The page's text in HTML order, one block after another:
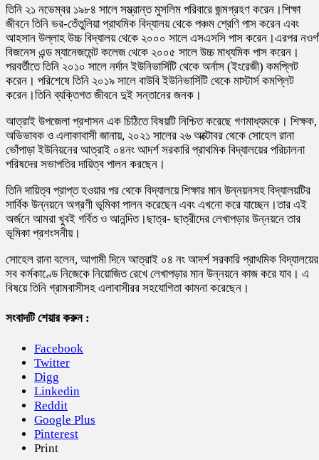
তিনি ২১ নভেম্বর ১৯৮৪ সালে সম্ভ্রান্ত মুসলিম পরিবারে জন্মগ্রহণ করেন।শিক্ষা
জীবনে তিনি ভর-তেঁতুলিয়া প্রাথমিক বিদ্যালয় থেকে পঞ্চম শ্রেণি পাস করেন এবং
আহসান উল্লাহ উচ্চ বিদ্যালয় থেকে ২০০০ সালে এসএসসি পাস করেন।এরপর
বিজনেস এন্ড ম্যানেজমেন্ট কলেজ থেকে ২০০৫ সালে উচ্চ মাধ্যমিক পাস করেন।
পরবর্তীতে তিনি ২০১০ সালে নর্দান ইউনিভার্সিটি থেকে অর্নাস (ইংরেজী) কমপ্লিট
করেন। পরিশেষে তিনি ২০১৯ সালে বাউবি ইউনিভার্সিটি থেকে মাস্টার্স কমপ্লিট
করেন।তিনি ব্যক্তিগত জীবনে দুই সন্তানের জনক।
আত্রাই উপজেলা প্রশাসন এক চিঠিতে বিষয়টি নিশ্চিত করেছে গণমাধ্যমকে। শিক্ষক,
অভিভাবক ও এলাকাবাসী জানায়, ২০২১ সালের ২৬ অক্টোবর থেকে সোহেল রানা
ভোঁপাড়া ইউনিয়নের আত্রাই ০৪নং আদর্শ সরকারি প্রাথমিক বিদ্যালয়ের পরিচালনা
পরিষদের সভাপতির দায়িত্ব পালন করছেন।
তিনি দায়িত্ব প্রাপ্ত হওয়ার পর থেকে বিদ্যালয়ে শিক্ষার মান উন্নয়নসহ বিদ্যালয়টির
সার্বিক উন্নয়নে অগ্রণী ভূমিকা পালন করেছেন এবং এখনো করে যাচ্ছেন।তার এই
অর্জনে আমরা খুবই গর্বিত ও আনন্দিত।ছাত্র- ছাত্রীদের লেখাপড়ার উন্নয়নে তার
ভূমিকা প্রশংসনীয়।
সোহেল রানা বলেন, আগামী দিনে আত্রাই ০৪ নং আদর্শ সরকারি প্রাথমিক বিদ্যালয়ের
সব কর্মকাণ্ডে নিজেকে নিয়োজিত রেখে লেখাপড়ার মান উন্নয়নে কাজ করে যাব। এ
বিষয়ে তিনি গ্রামবাসীসহ এলাবাসীরর সহযোগিতা কামনা করেছেন।
সংবাদটি শেয়ার করুন :
Facebook
Twitter
Digg
Linkedin
Reddit
Google Plus
Pinterest
Print